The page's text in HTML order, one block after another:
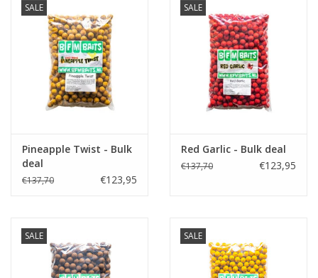
Soaks & Dips
Bucket Deals
Bulk Deals
Nieuws
SALE
Pineapple Twist - Bulk
deal
€137,70 €123,95
SALE
Red Garlic - Bulk deal
€137,70 €123,95
SALE SALE